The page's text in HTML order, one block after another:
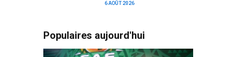
6 AOÛT 2026
Populaires aujourd'hui